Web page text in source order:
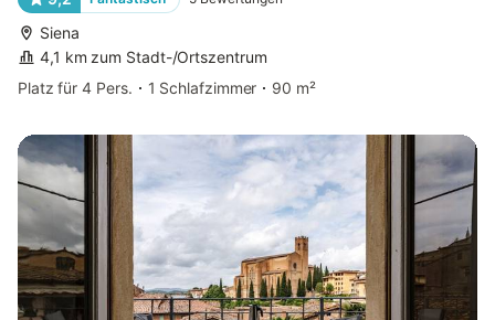
Siena
4,1 km zum Stadt-/Ortszentrum
Platz für 4 Pers.
1 Schlafzimmer 90 m²